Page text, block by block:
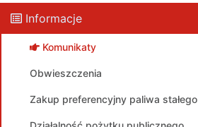
Informacje
Komunikaty
Obwieszczenia
Zakup preferencyjny paliwa stałego